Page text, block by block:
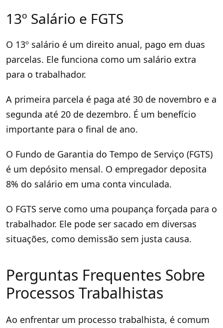
13º Salário e FGTS
O 13º salário é um direito anual, pago em duas
parcelas. Ele funciona como um salário extra
para o trabalhador.
A primeira parcela é paga até 30 de novembro e a
segunda até 20 de dezembro. É um benefício
importante para o final de ano.
O Fundo de Garantia do Tempo de Serviço (FGTS)
é um depósito mensal. O empregador deposita
8% do salário em uma conta vinculada.
O FGTS serve como uma poupança forçada para o
trabalhador. Ele pode ser sacado em diversas
situações, como demissão sem justa causa.
Perguntas Frequentes Sobre
Processos Trabalhistas
Ao enfrentar um processo trabalhista, é comum